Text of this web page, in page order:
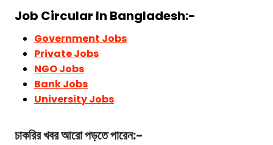
Job Circular In Bangladesh:-
Government Jobs
Private Jobs
NGO Jobs
Bank Jobs
University Jobs
চাকরির খবরআরো পড়তে পারেন:-